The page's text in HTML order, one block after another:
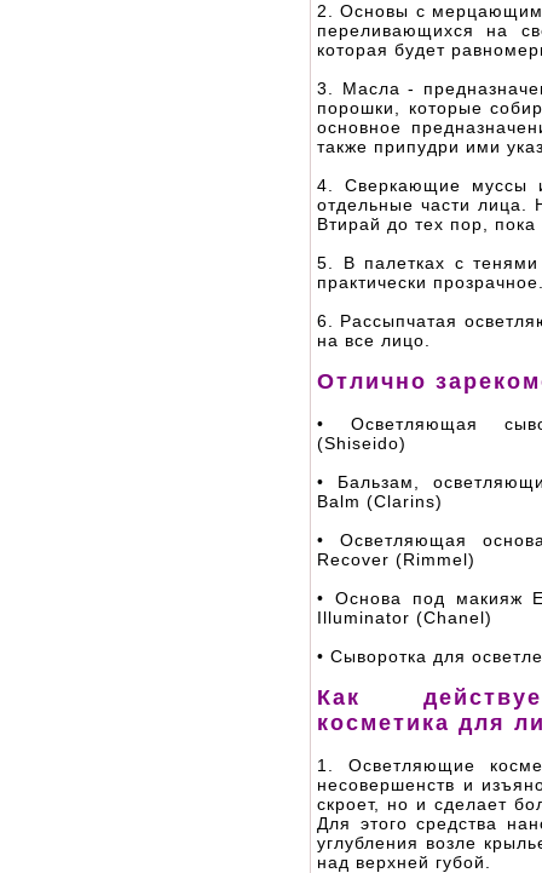
2. Основы с мерцающим
переливающихся на
которая будет
3. Масла -
порошки, которые
основное
также припудри ими
4. Сверкающие муссы
отдельные части лица.
Втирай до тех пор, пока
5. В палетках с тенями
практически
6. Рассыпчатая
на все лицо.
Отлично
• Осветляющая
(Shiseido)
• Бальзам,
Balm (Clarins)
• Осветляющая
Recover (Rimmel)
• Основа под макияж
Illuminator (Chanel)
• Сыворотка для
Как
косметика для
1. Осветляющие
несовершенств и
скроет, но и сделает
Для этого средства
углубления возле
над верхней губой.